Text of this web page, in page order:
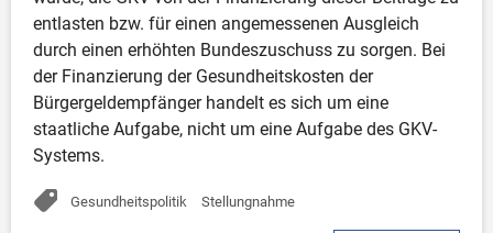
entlasten bzw. für einen angemessenen Ausgleich
durch einen erhöhten Bundeszuschuss zu sorgen. Bei
der Finanzierung der Gesundheitskosten der
Bürgergeldempfänger handelt es sich um eine
staatliche Aufgabe, nicht um eine Aufgabe des GKV-
Gesundheitspolitik Stellungnahme